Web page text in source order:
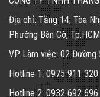
Địa chỉ: Tầng 14, Tòa
Phường Bàn Cờ, Tp.HCM
VP. Làm việc: 02 Đường
Hotline 1: 0975 911 320
Hotline 2: 0932 692 696